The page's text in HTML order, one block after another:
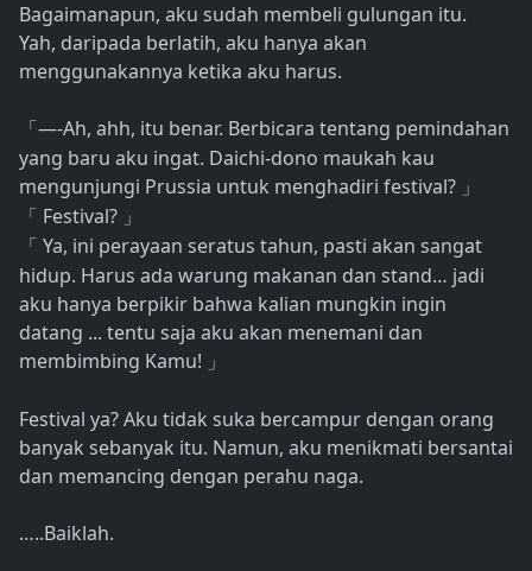
Bagaimanapun, aku sudah membeli gulungan itu.
Yah, daripada berlatih, aku hanya akan
menggunakannya ketika aku harus.
「 —-Ah, ahh, itu benar. Berbicara tentang pemindahan
yang baru aku ingat. Daichi-dono maukah kau
mengunjungi Prussia untuk menghadiri festival? 」
「
Festival? 」
「 Ya, ini perayaan seratus tahun, pasti akan sangat
hidup. Harus ada warung makanan dan stand… jadi
aku hanya berpikir bahwa kalian mungkin ingin
datang ... tentu saja aku akan menemani dan
membimbing Kamu!
」
Festival ya? Aku tidak suka bercampur dengan orang
banyak sebanyak itu. Namun, aku menikmati bersantai
dan memancing dengan perahu naga.
…..Baiklah.